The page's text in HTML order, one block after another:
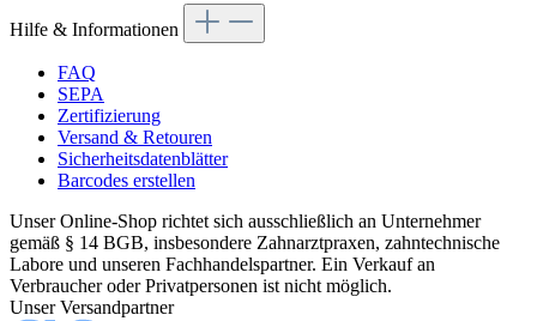
Hilfe & Informationen
FAQ
SEPA
Zertifizierung
Versand & Retouren
Sicherheitsdatenblätter
Barcodes erstellen
Unser Online-Shop richtet sich ausschließlich an Unternehmer
gemäß § 14 BGB, insbesondere Zahnarztpraxen, zahntechnische
Labore und unseren Fachhandelspartner. Ein Verkauf an
Verbraucher oder Privatpersonen ist nicht möglich.
Unser Versandpartner